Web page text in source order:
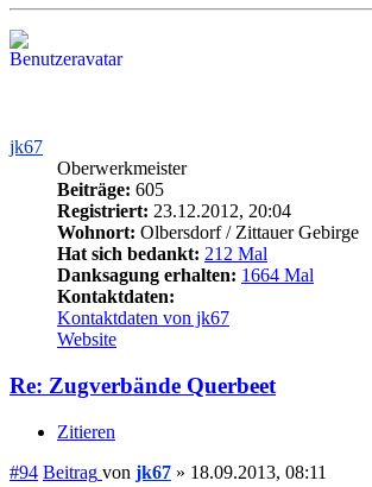
jk67
Oberwerkmeister
Beiträge: 605
Registriert: 23.12.2012, 20:04
Wohnort: Olbersdorf / Zittauer Gebirge
Hat sich bedankt: 212 Mal
Danksagung erhalten: 1664 Mal
Kontaktdaten:
Kontaktdaten von jk67
Website
Re: Zugverbände Querbeet
Zitieren
#94 Beitrag von jk67 » 18.09.2013, 08:11